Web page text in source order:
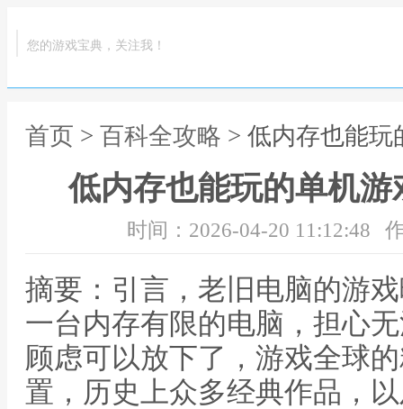
您的游戏宝典，关注我！
首页 > 百科全攻略 > 低内存也能
低内存也能玩的单机
时间：2026-04-20 11:12:48
摘要：引言，老旧电脑的游
一台内存有限的电脑，担心
顾虑可以放下了，游戏全球
置，历史上众多经典作品，